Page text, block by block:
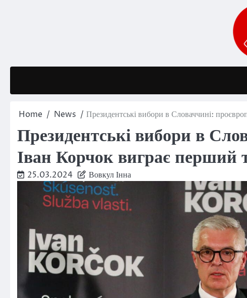
Home News Президентські вибори в Словаччині:
Президентські вибори в
Іван Корчок виграє перший
25.03.2024 Вовкул Інна